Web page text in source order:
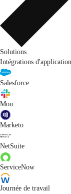
Solutions
Intégrations
Salesforce
Mou
Marketo
NetSuite
ServiceNow
Journée de travail